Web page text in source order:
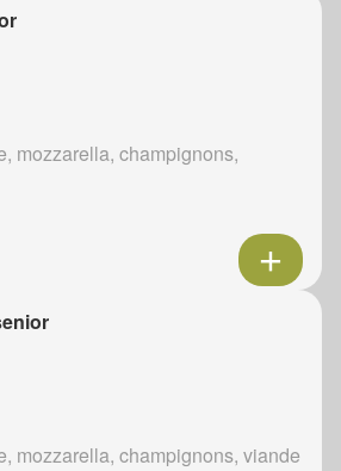
mozzarella, champignons,
mozzarella, champignons, viande